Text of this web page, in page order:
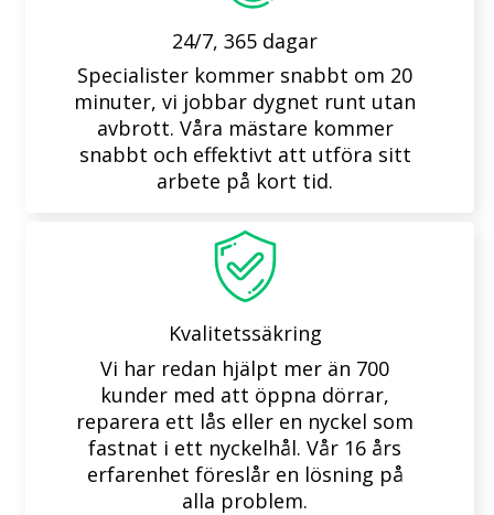
24/7, 365 dagar
Specialister kommer snabbt om 20
minuter, vi jobbar dygnet runt utan
avbrott. Våra mästare kommer
snabbt och effektivt att utföra sitt
arbete på kort tid.
Kvalitetssäkring
Vi har redan hjälpt mer än 700
kunder med att öppna dörrar,
reparera ett lås eller en nyckel som
fastnat i ett nyckelhål. Vår 16 års
erfarenhet föreslår en lösning på
alla problem.